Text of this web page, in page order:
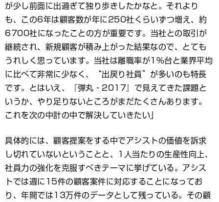
が少し前面に出過ぎて独り歩きしたかなと。それより
も、この6年は顧客数が年に250社くらいずつ増え、約
6700社になったことの方が重要です。当社との取引が
継続され、新規顧客が積み上がった結果なので、とても
うれしく思っています。当社は離職率が1％台と業界平均
に比べて非常に少なく、“出戻り社員”が多いのも特長
です。とはいえ、『弾丸‐2017』で見えてきた課題と
いうか、やり足りないところがまだたくさんあります。
これを次の中計の中で解決していきたい」
具体的には、顧客提案をする中でアシストの価値を訴求
し切れていないということと、1人当たりの生産性向上、
社員力の強化を克服すべきテーマに挙げている。アシス
トでは週に15件の顧客案件に対応することになってお
り、年間では13万件のデータとして残っている。その顧